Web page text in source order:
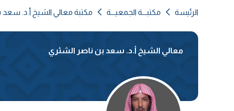
الرئيسة مكتبـــة الجمعيـــة مكتبة معالي الشيخ أ.د. سعد
معالي الشيخ أ.د. سعد بن ناصر الشثري